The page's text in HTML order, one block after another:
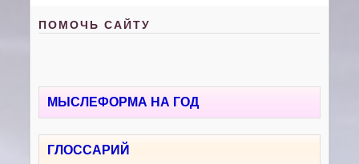
ПОМОЧЬ САЙТУ
МЫСЛЕФОРМА НА ГОД
ГЛОССАРИЙ